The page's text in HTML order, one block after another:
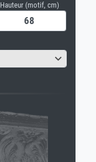
Hauteur (motif, cm)